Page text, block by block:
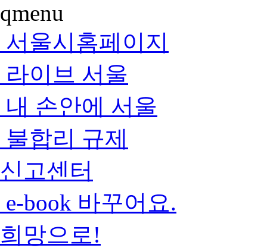
서울시홈페이지
라이브 서울
내 손안에 서울
불합리 규제
신고센터
e-book 바꾸어요.
희망으로!